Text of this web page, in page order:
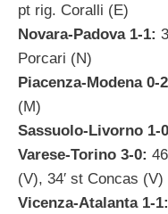
pt rig. Coralli (E)
Novara-Padova 1-1:
Porcari (N)
Piacenza-Modena 0-
(M)
Sassuolo-Livorno 1-
Varese-Torino 3-0:
(V), 34′ st Concas (V)
Vicenza-Atalanta 1-1: